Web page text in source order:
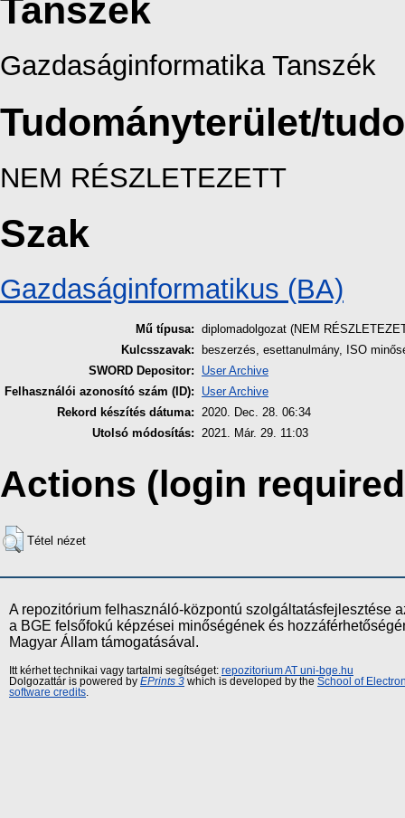
Tanszék
Gazdaságinformatika Tanszék
Tudományterület/
NEM RÉSZLETEZETT
Szak
Gazdaságinformatikus (BA)
Mű típusa: diplomadolgozat (NEM
Kulcsszavak: beszerzés, esettanulmány, ISO
SWORD Depositor:
User Archive
Felhasználói azonosító szám (ID):
User Archive
Rekord készítés dátuma:
2020. Dec. 28. 06:34
Utolsó módosítás:
2021. Már. 29. 11:03
Actions (login
Tétel nézet
A repozitórium felhasználó-központú szolgáltatásfejlesztése
a BGE felsőfokú képzései minőségének és
Magyar Állam támogatásával.
Itt kérhet technikai vagy tartalmi segítséget: repozitorium AT uni-bge.hu
Dolgozattár is powered by EPrints 3 which is developed by the School of
software credits